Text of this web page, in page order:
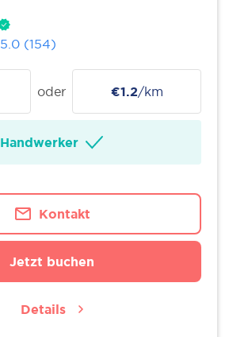
5.0 (154)
oder €1.2/km
Handwerker
Kontakt
Jetzt buchen
Details